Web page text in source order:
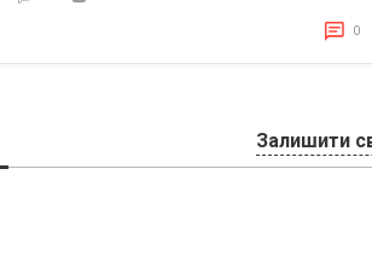
0
Залишити